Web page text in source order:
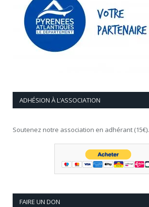
ADHÉSION À L’ASSOCIATION
Soutenez notre association en adhérant (15€).
FAIRE UN DON